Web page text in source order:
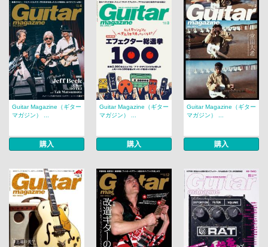
Guitar Magazine（ギター
マガジン） ...
購入
Guitar Magazine（ギター
マガジン） ...
購入
Guitar Magazine（ギター
マガジン） ...
購入